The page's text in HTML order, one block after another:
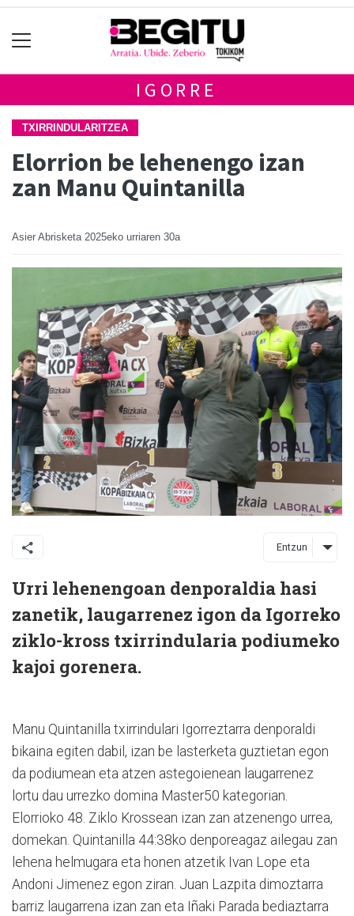
IGORRE
TXIRRINDULARITZEA
Elorrion be lehenengo izan
zan Manu Quintanilla
Asier Abrisketa 2025eko urriaren 30a
Entzun
Urri lehenengoan denporaldia hasi
zanetik, laugarrenez igon da Igorreko
ziklo-kross txirrindularia podiumeko
kajoi gorenera.
Manu Quintanilla txirrindulari Igorreztarra denporaldi
bikaina egiten dabil, izan be lasterketa guztietan egon
da podiumean eta atzen astegoienean laugarrenez
lortu dau urrezko domina Master50 kategorian.
Elorrioko 48. Ziklo Krossean izan zan atzenengo urrea,
domekan. Quintanilla 44:38ko denporeagaz ailegau zan
lehena helmugara eta honen atzetik Ivan Lope eta
Andoni Jimenez egon ziran. Juan Lazpita dimoztarra
barriz laugarrena izan zan eta Iñaki Parada bediaztarra